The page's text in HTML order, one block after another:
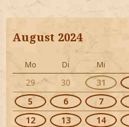
August 2024
Mo Di Mi
29 30 31
5
6 7
12
13 14